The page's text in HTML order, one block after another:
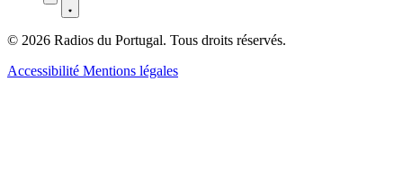
© 2026 Radios du Portugal. Tous droits réservés.
Accessibilité Mentions légales